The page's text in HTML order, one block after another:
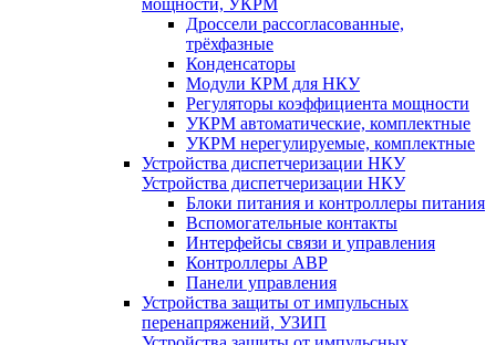
мощности, УКРМ
Дроссели рассогласованные,
трёхфазные
Конденсаторы
Модули КРМ для НКУ
Регуляторы коэффициента мощности
УКРМ автоматические, комплектные
УКРМ нерегулируемые, комплектные
Устройства диспетчеризации НКУ
Устройства диспетчеризации НКУ
Блоки питания и контроллеры питания
Вспомогательные контакты
Интерфейсы связи и управления
Контроллеры АВР
Панели управления
Устройства защиты от импульсных
перенапряжений, УЗИП